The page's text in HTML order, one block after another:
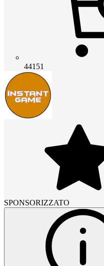
44151
SPONSORIZZATO